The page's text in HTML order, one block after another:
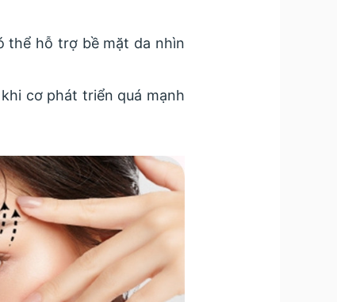
thể hỗ trợ bề mặt da nhìn
cơ phát triển quá mạnh